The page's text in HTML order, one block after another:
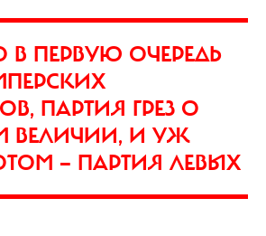
В ПЕРВУЮ ОЧЕРЕДЬ
ПАРТИЯ ГРЕЗ О
ВЕЛИЧИИ, И УЖ
— ПАРТИЯ ЛЕВЫХ